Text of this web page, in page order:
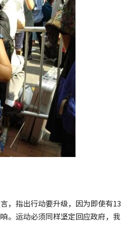
，指出行动要升级，因为即使有13
。运动必须同样坚定回应政府，我